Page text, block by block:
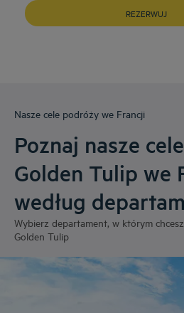
REZERWUJ
Nasze cele podróży we Francji
Poznaj nasze
Golden Tulip we
według
Wybierz departament, w którym
Golden Tulip